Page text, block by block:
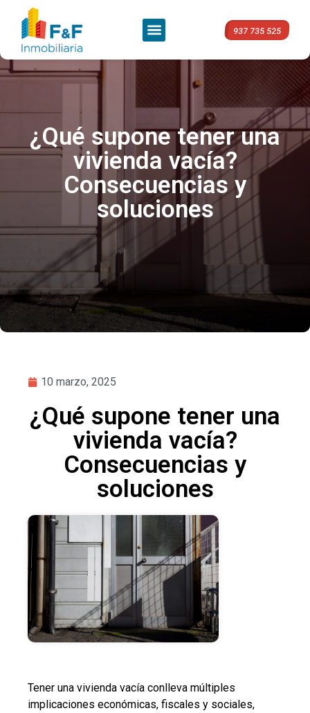
937 735 525
¿Qué supone tener una
vivienda vacía?
Consecuencias y
soluciones
10 marzo, 2025
¿Qué supone tener una
vivienda vacía?
Consecuencias y
soluciones
Tener una vivienda vacía conlleva múltiples
implicaciones económicas, fiscales y sociales,